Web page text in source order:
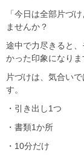
「今日は全部片づ
ませんか？
途中で力尽きると
かった印象になりま
片づけは、気合い
す。
・引き出し1つ
・書類1か所
・10分だけ